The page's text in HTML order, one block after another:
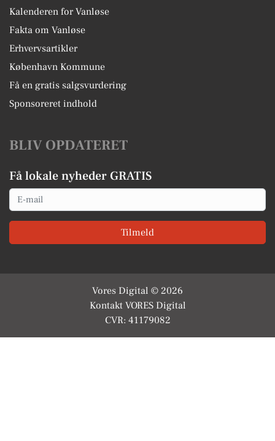
Kalenderen for Vanløse
Fakta om Vanløse
Erhvervsartikler
København Kommune
Få en gratis salgsvurdering
Sponsoreret indhold
BLIV OPDATERET
Få lokale nyheder GRATIS
Email
Tilmeld
Vores Digital © 2026
Kontakt VORES Digital
CVR: 41179082